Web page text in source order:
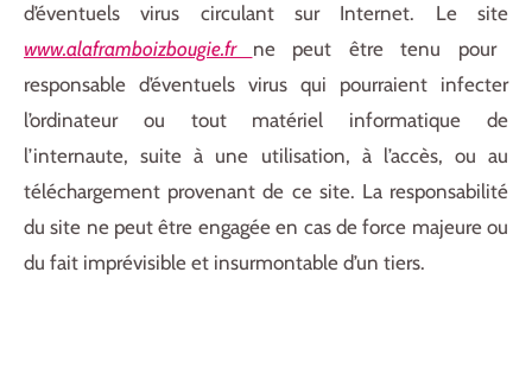
d’éventuels virus circulant sur Internet. Le site
www.alaframboizbougie.fr ne peut être tenu pour
responsable d’éventuels virus qui pourraient infecter
l’ordinateur ou tout matériel informatique de
l’internaute, suite à une utilisation, à l’accès, ou au
téléchargement provenant de ce site. La responsabilité
du site ne peut être engagée en cas de force majeure ou
du fait imprévisible et insurmontable d’un tiers.